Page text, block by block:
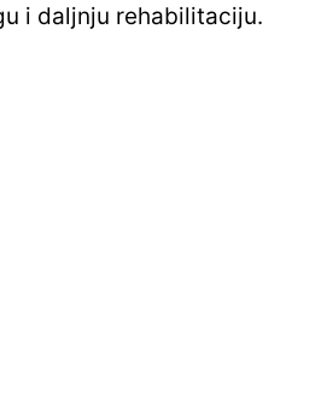
i daljnju rehabilitaciju.